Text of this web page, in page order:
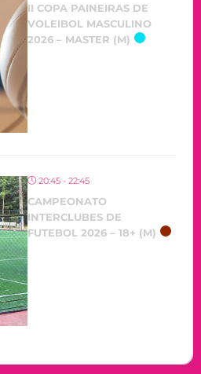
II COPA PAINEIRAS DE
VOLEIBOL MASCULINO
2026 – MASTER (M)
20:45 - 22:45
CAMPEONATO
INTERCLUBES DE
FUTEBOL 2026 – 18+ (M)